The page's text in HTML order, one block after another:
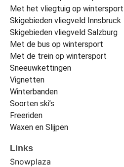
Met het vliegtuig op wintersport
Skigebieden vliegveld Innsbruck
Skigebieden vliegveld Salzburg
Met de bus op wintersport
Met de trein op wintersport
Sneeuwkettingen
Vignetten
Winterbanden
Soorten ski’s
Freeriden
Waxen en Slijpen
Links
Snowplaza